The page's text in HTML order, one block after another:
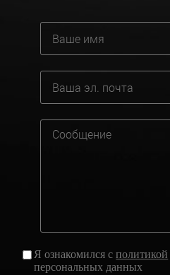
Я ознакомился сполитикой
персональных данных